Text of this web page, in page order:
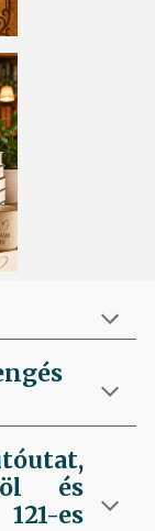
és
es